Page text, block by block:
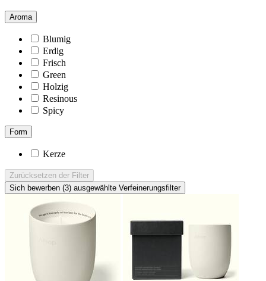
Aroma
Blumig
Erdig
Frisch
Green
Holzig
Resinous
Spicy
Form
Kerze
Zurücksetzen der Filter
Sich bewerben (3) ausgewählte Verfeinerungsfilter